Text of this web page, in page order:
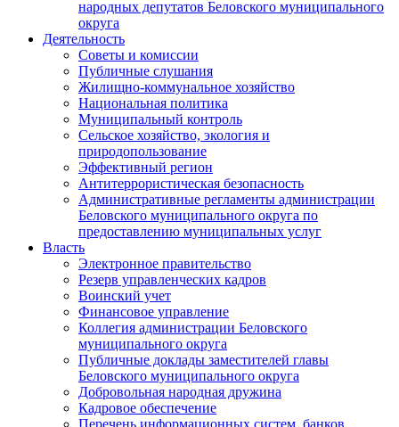
народных депутатов Беловского муниципального
округа
Деятельность
Советы и комиссии
Публичные слушания
Жилищно-коммунальное хозяйство
Национальная политика
Муниципальный контроль
Сельское хозяйство, экология и
природопользование
Эффективный регион
Антитеррористическая безопасность
Административные регламенты администрации
Беловского муниципального округа по
предоставлению муниципальных услуг
Власть
Электронное правительство
Резерв управленческих кадров
Воинский учет
Финансовое управление
Коллегия администрации Беловского
муниципального округа
Публичные доклады заместителей главы
Беловского муниципального округа
Добровольная народная дружина
Кадровое обеспечение
Перечень информационных систем, банков